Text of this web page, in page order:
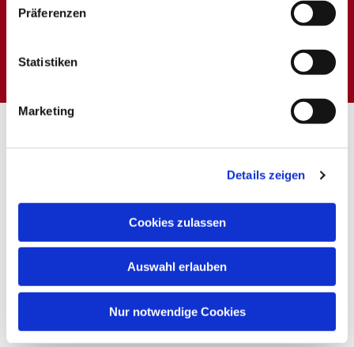
Präferenzen
Statistiken
Marketing
Details zeigen
Cookies zulassen
Auswahl erlauben
Nur notwendige Cookies
Dies könnte Sie auch